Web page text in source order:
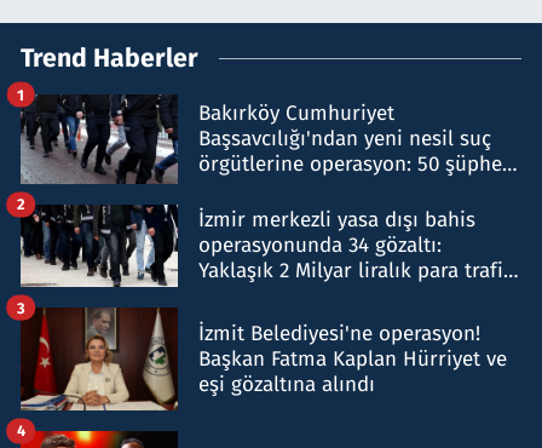
Trend Haberler
Bakırköy Cumhuriyet
Başsavcılığı'ndan yeni nesil suç
örgütlerine operasyon: 50 şüpheli
1
İzmir merkezli yasa dışı bahis
operasyonunda 34 gözaltı:
Yaklaşık 2 Milyar liralık para trafiği
2
İzmit Belediyesi'ne operasyon!
Başkan Fatma Kaplan Hürriyet ve
eşi gözaltına alındı
3
4